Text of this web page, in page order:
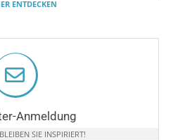
ENTDECKEN
Anmeldung
SIE INSPIRIERT!